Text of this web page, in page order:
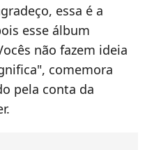
essa é a
esse álbum
não fazem ideia
comemora
pela conta da